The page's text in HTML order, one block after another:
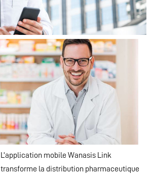
L’application mobile Wanasis Link
transforme la distribution pharmaceutique